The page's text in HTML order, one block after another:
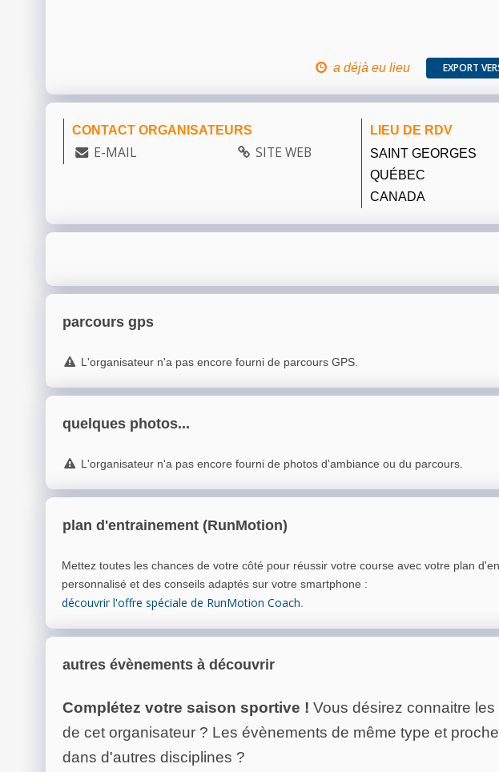
a déjà eu lieu EXPORT
CONTACT ORGANISATEURS
E-MAIL SITE WEB
LIEU DE RDV
SAINT GEORGES
QUÉBEC
CANADA
parcours gps
L'organisateur n'a pas encore fourni de parcours GPS.
quelques photos...
L'organisateur n'a pas encore fourni de photos d'ambiance ou du parcours.
plan d'entrainement (RunMotion)
Mettez toutes les chances de votre côté pour réussir votre course avec votre plan
personnalisé et des conseils adaptés sur votre smartphone :
découvrir l'offre spéciale de RunMotion Coach.
autres évènements à découvrir
Complétez votre saison sportive ! Vous désirez connaitre
de cet organisateur ? Les évènements de même type et
dans d'autres disciplines ?